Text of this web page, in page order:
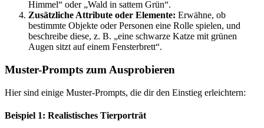
Himmel“ oder „Wald in sattem Grün“.
Zusätzliche Attribute oder Elemente: Erwähne, ob
bestimmte Objekte oder Personen eine Rolle spielen, und
beschreibe diese, z. B. „eine schwarze Katze mit grünen
Augen sitzt auf einem Fensterbrett“.
Muster-Prompts zum Ausprobieren
Hier sind einige Muster-Prompts, die dir den Einstieg erleichtern:
Beispiel 1: Realistisches Tierporträt